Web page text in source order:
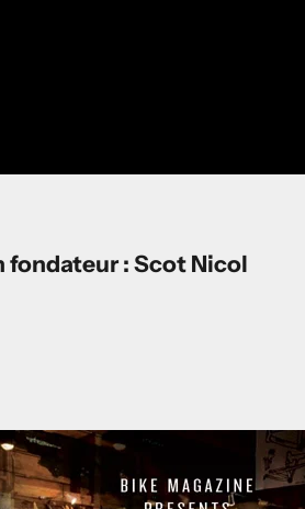
fondateur : Scot Nicol